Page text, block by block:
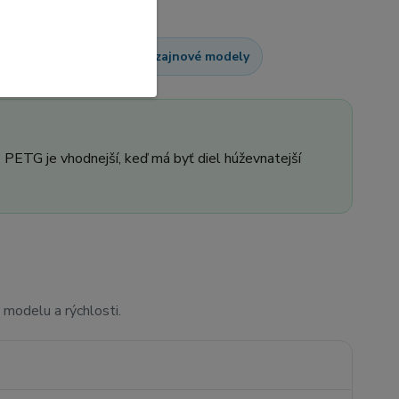
Dizajnové modely
je vhodnejší, keď má byť diel húževnatejší
a rýchlosti.